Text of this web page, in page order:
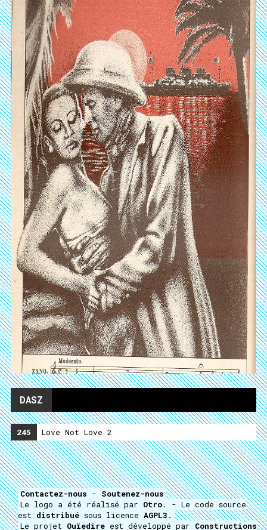
DASZ
245 Love Not Love 2
Contactez-nous - Soutenez-nous
Le logo a été réalisé par Otro. - Le code source
est distribué sous licence AGPL3 .
Le projet Ouïedire est développé par Constructions